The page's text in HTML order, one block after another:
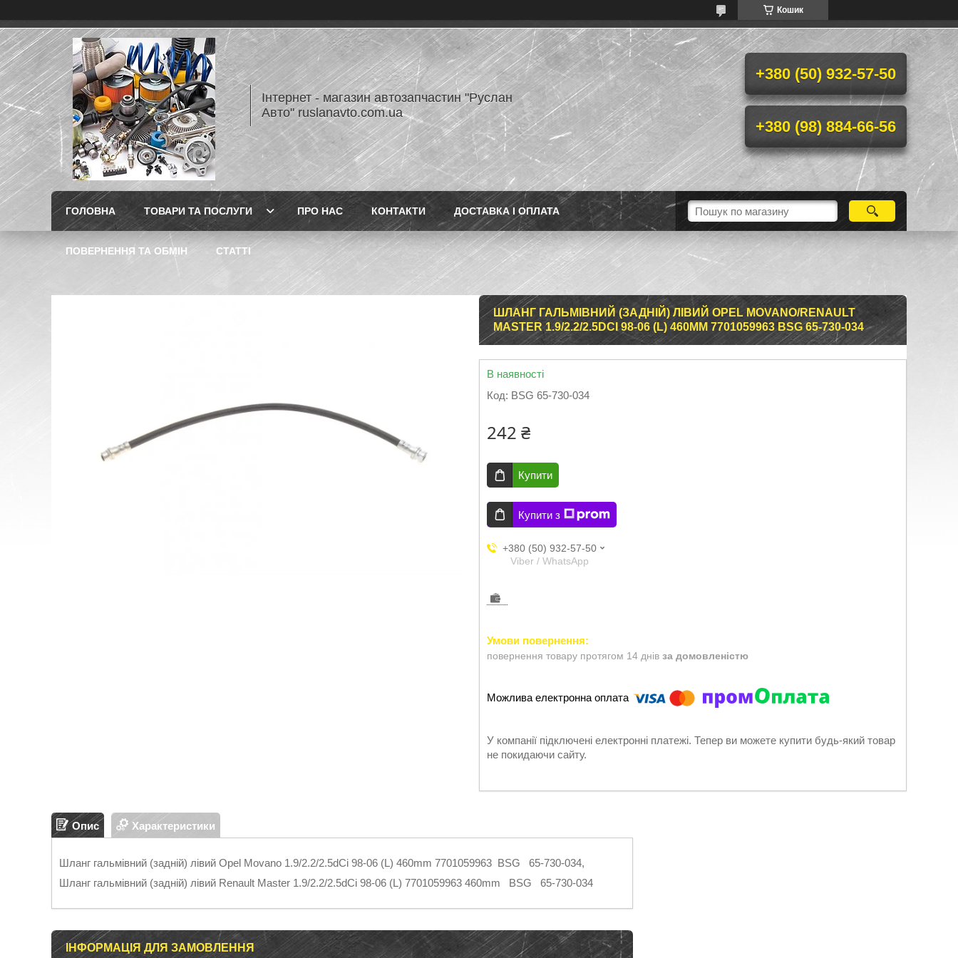
Кошик
Інтернет - магазин автозапчастин "Руслан
Авто" ruslanavto.com.ua
+380 (50) 932-57-50
+380 (98) 884-66-56
ГОЛОВНА ТОВАРИ ТА ПОСЛУГИ ПРО НАС КОНТАКТИ ДОСТАВКА І ОПЛАТА
ПОВЕРНЕННЯ ТА ОБМІН СТАТТІ
ШЛАНГ ГАЛЬМІВНИЙ (ЗАДНІЙ) ЛІВИЙ OPEL MOVANO/RENAULT
MASTER 1.9/2.2/2.5DCI 98-06 (L) 460MM 7701059963 BSG 65-730-034
В наявності
Код: BSG 65-730-034
242 ₴
Купити
Купити з
+380 (50) 932-57-50
Viber / WhatsApp
повернення товару протягом 14 днів за домовленістю
У компанії підключені електронні платежі. Тепер ви можете купити будь-який товар
не покидаючи сайту.
Опис Характеристики
Шланг гальмівний (задній) лівий Opel Movano 1.9/2.2/2.5dCi 98-06 (L) 460mm 7701059963 BSG 65-730-034,
Шланг гальмівний (задній) лівий Renault Master 1.9/2.2/2.5dCi 98-06 (L) 7701059963 460mm BSG 65-730-034
ІНФОРМАЦІЯ ДЛЯ ЗАМОВЛЕННЯ